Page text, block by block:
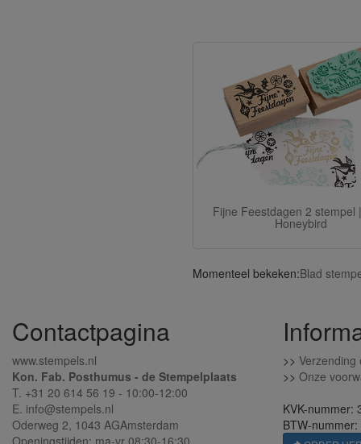
Fijne Feestdagen 2 stempel
Honeybird
Momenteel bekeken:Blad
Contactpagina
www.stempels.nl
Kon. Fab. Posthumus - de Stempelplaats
T. +31 20 614 56 19 - 10:00-12:00
E. info@stempels.nl
Oderweg 2, 1043 AGAmsterdam
Openingstijden: ma-vr 08:30-16:30
>> Verzending
>> Onze
KVK-nummer:
BTW-